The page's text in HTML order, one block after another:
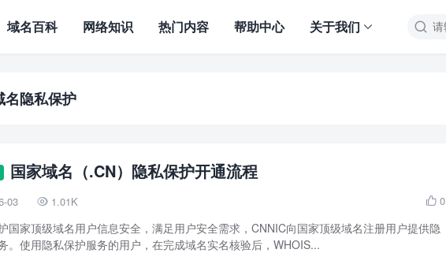

域名百科 网络知识 热门内容 帮助中心 关于我们
名隐私保护
国家域名（.CN）隐私保护开通流程
03  1.01K  0
国家顶级域名用户信息安全，满足用户安全需求，CNNIC向国家顶级域名注册用户提供隐
。使用隐私保护服务的用户，在完成域名实名核验后，WHOIS...